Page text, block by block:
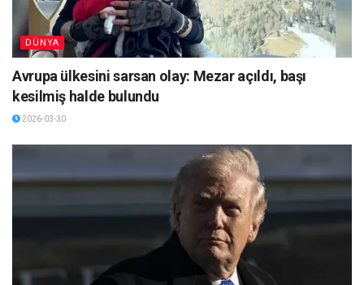
DÜNYA
Avrupa ülkesini sarsan olay: Mezar açıldı, başı
kesilmiş halde bulundu
2026-03-30